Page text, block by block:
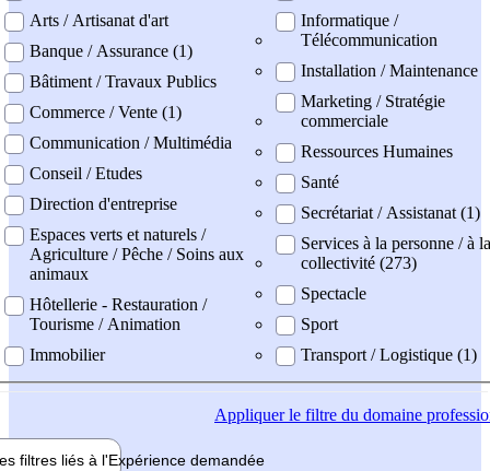
Arts / Artisanat d'art
Banque / Assurance (1)
Bâtiment / Travaux Publics
Commerce / Vente (1)
Communication / Multimédia
Conseil / Etudes
Direction d'entreprise
Espaces verts et naturels /
Agriculture / Pêche / Soins aux
animaux
Hôtellerie - Restauration /
Tourisme / Animation
Immobilier
Informatique /
Télécommunication
Installation / Maintenance
Marketing / Stratégie
commerciale
Ressources Humaines
Santé
Secrétariat / Assistanat (1)
Services à la personne / à la
collectivité (273)
Spectacle
Sport
Transport / Logistique (1)
Appliquerle filtre du domaine
filtres liés à l'Expérience demandée